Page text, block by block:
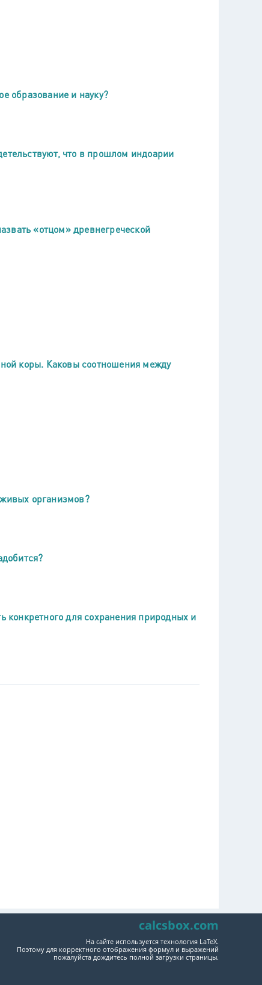
образование и науку?
что в прошлом индоарии
«отцом» древнегреческой
коры. Каковы соотношения между
организмов?
конкретного для сохранения природных и
calcsbox.com
На сайте используется технология LaTeX.
Поэтому для корректного отображения формул и выражений
пожалуйста дождитесь полной загрузки страницы.